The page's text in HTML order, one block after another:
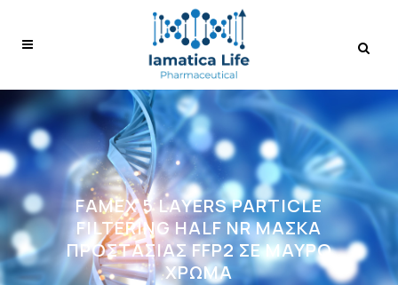
FAMEX 5 LAYERS PARTICLE
FILTERING HALF NR ΜΆΣΚΑ
ΠΡΟΣΤΑΣΊΑΣ FFP2 ΣΕ ΜΑΎΡΟ
ΧΡΏΜΑ